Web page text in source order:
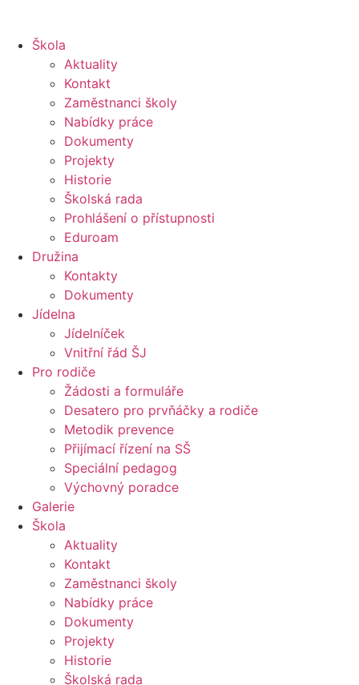
Škola
Aktuality
Kontakt
Zaměstnanci školy
Nabídky práce
Dokumenty
Projekty
Historie
Školská rada
Prohlášení o přístupnosti
Eduroam
Družina
Kontakty
Dokumenty
Jídelna
Jídelníček
Vnitřní řád ŠJ
Pro rodiče
Žádosti a formuláře
Desatero pro prvňáčky a rodiče
Metodik prevence
Přijímací řízení na SŠ
Speciální pedagog
Výchovný poradce
Galerie
Škola
Aktuality
Kontakt
Zaměstnanci školy
Nabídky práce
Dokumenty
Projekty
Historie
Školská rada